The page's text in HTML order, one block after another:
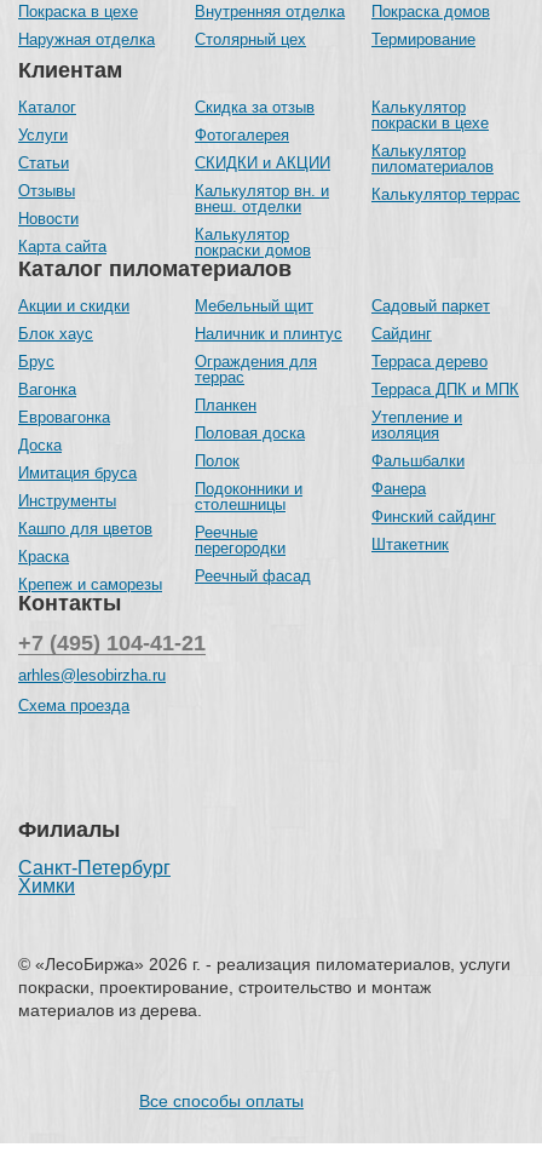
Каталог пиломатериалов
Акции и скидки
Блок хаус
Брус
Вагонка
Евровагонка
Доска
Имитация бруса
Инструменты
Кашпо для цветов
Краска
Крепеж и саморезы
Мебельный щит
Наличник и плинтус
Ограждения для
террас
Планкен
Половая доска
Полок
Подоконники и
столешницы
Реечные
перегородки
Реечный фасад
Садовый паркет
Сайдинг
Терраса дерево
Терраса ДПК и МПК
Утепление и
изоляция
Фальшбалки
Фанера
Финский сайдинг
Штакетник
Покраска в цехе
Наружная отделка
Внутренняя отделка
Столярный цех
Покраска домов
Термирование
Клиентам
Каталог
Услуги
Статьи
Отзывы
Новости
Карта сайта
Скидка за отзыв
Фотогалерея
СКИДКИ и АКЦИИ
Калькулятор вн. и
внеш. отделки
Калькулятор
покраски домов
Калькулятор
покраски в цехе
Калькулятор
пиломатериалов
Калькулятор террас
Контакты
+7 (495) 104-41-21
arhles@lesobirzha.ru
Схема проезда
Филиалы
Санкт-Петербург
Химки
© «ЛесоБиржа» 2026 г. - реализация пиломатериалов, услуги
покраски, проектирование, строительство и монтаж
материалов из дерева.
Все способы оплаты